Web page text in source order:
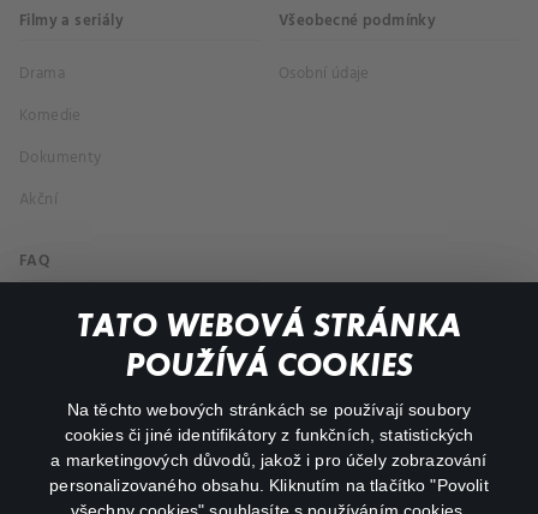
TATO WEBOVÁ STRÁNKA
POUŽÍVÁ COOKIES
Na těchto webových stránkách se používají soubory
cookies či jiné identifikátory z funkčních, statistických
a marketingových důvodů, jakož i pro účely zobrazování
personalizovaného obsahu. Kliknutím na tlačítko "Povolit
Filmy a seriály
Drama
Komedie
Dokumenty
Akční
Všeobecné podmínky
Osobní údaje
FAQ
Můj účet
Důležité odkazy
facebookinstagram